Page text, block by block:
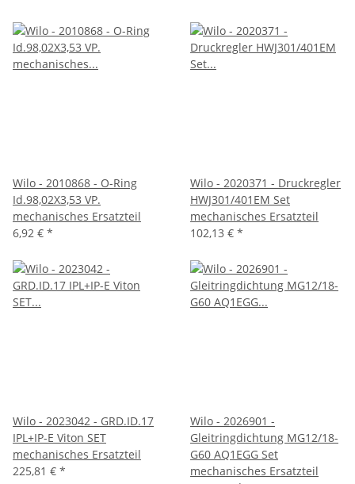
Wilo - 2010868 - O-Ring
Id.98,02X3,53 VP.
mechanisches Ersatzteil
6,92 € *
Wilo - 2020371 - Druckregler
HWJ301/401EM Set
mechanisches Ersatzteil
102,13 € *
Wilo - 2023042 - GRD.ID.17
IPL+IP-E Viton SET
mechanisches Ersatzteil
225,81 € *
Wilo - 2026901 -
Gleitringdichtung MG12/18-
G60 AQ1EGG Set
mechanisches Ersatzteil